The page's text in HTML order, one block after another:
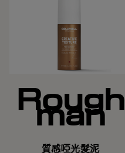
Rough
man
質感啞光髮泥